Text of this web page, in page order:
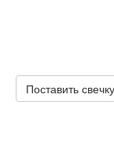
Поставить свечку